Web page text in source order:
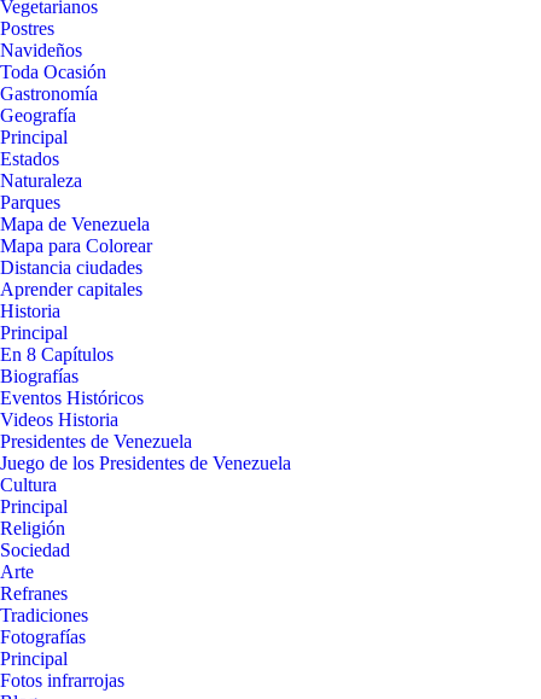
Vegetarianos
Postres
Navideños
Toda Ocasión
Gastronomía
Geografía
Principal
Estados
Naturaleza
Parques
Mapa de Venezuela
Mapa para Colorear
Distancia ciudades
Aprender capitales
Historia
Principal
En 8 Capítulos
Biografías
Eventos Históricos
Videos Historia
Presidentes de Venezuela
Juego de los Presidentes de Venezuela
Cultura
Principal
Religión
Sociedad
Arte
Refranes
Tradiciones
Fotografías
Principal
Fotos infrarrojas